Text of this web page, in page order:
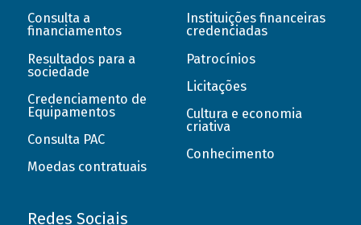
Consulta a
financiamentos
Resultados para a
sociedade
Credenciamento de
Equipamentos
Consulta PAC
Moedas contratuais
Instituições financeiras
credenciadas
Patrocínios
Licitações
Cultura e economia
criativa
Conhecimento
Redes Sociais